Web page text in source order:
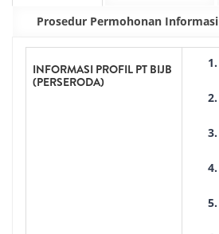
Prosedur Permohonan Informasi
INFORMASI PROFIL PT BIJB
(PERSERODA)